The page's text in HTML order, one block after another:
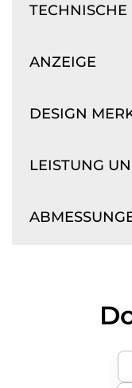
ANZEIGE
DESIGN
LEISTUNG